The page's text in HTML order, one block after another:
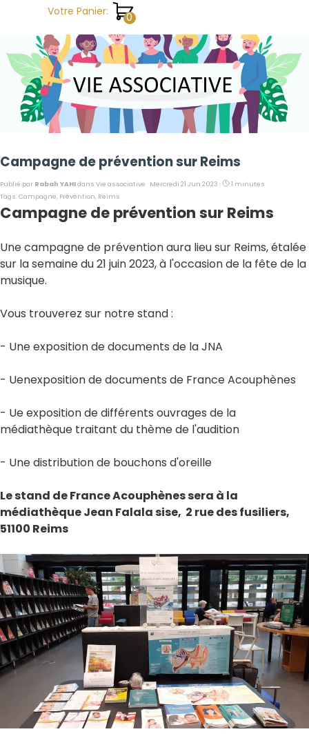
Aller au contenuVotre Panier:
Campagne de prévention sur Reims
Publié par Rabah YAHIdans Vie associative · Mercredi 21 Jun 2023 ·
1 minutes
Tags:Campagne, Prévention, Reims
Campagne de prévention sur Reims
Une campagne de prévention aura lieu sur Reims, étalée
sur la semaine du 21 juin 2023, à l'occasion de la fête de la
musique.
Vous trouverez sur notre stand :
- Une exposition de documents de la JNA
- Uenexposition de documents de France Acouphènes
- Ue exposition de différents ouvrages de la
médiathèque traitant du thème de l'audition
- Une distribution de bouchons d'oreille
Le stand de France Acouphènes sera à la
médiathèque Jean Falala sise, 2 rue des fusiliers,
51100 Reims